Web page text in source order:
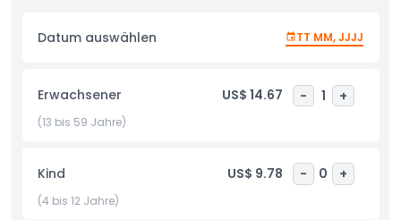
von Penang ist. Von riesigen tropischen Bäumen bis hin zu
verspielten Stumpfschwanzlauten – jeder Schritt offenbart
ikonischen Curtis Crest Tree Top Walk, die höchste
zugängliche Aussichtsplattform der Insel, die einen
Panoramablick auf Penang und darüber hinaus bietet. Für
Langur Way Canopy Walk, der als längste doppelseilige
gespannte Bandbrücke der Welt anerkannt ist und hoch
oben zwischen den Baumkronen einen echten
Datum auswählen TT MM, JJJJ
Erwachsener US$ 14.67 - 1 +
(13 bis 59 Jahre)
Kind US$ 9.78 - 0 +
(4 bis 12 Jahre)